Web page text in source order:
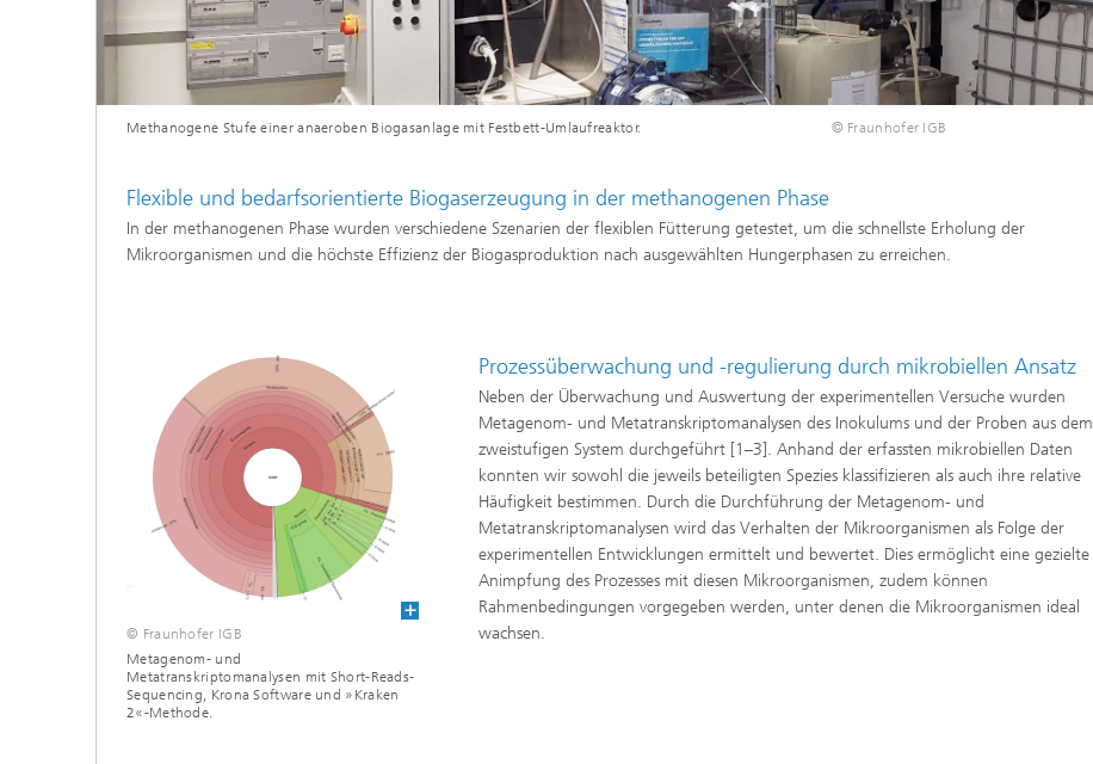
© Fraunhofer IGB
Methanogene Stufe einer anaeroben Biogasanlage mit Festbett-Umlaufreaktor.
Flexible und bedarfsorientierte Biogaserzeugung in der methanogenen Phase
In der methanogenen Phase wurden verschiedene Szenarien der flexiblen Fütterung getestet, um die schnellste Erholung der
Mikroorganismen und die höchste Effizienz der Biogasproduktion nach ausgewählten Hungerphasen zu erreichen.
© Fraunhofer IGB
Metagenom- und
Metatranskriptomanalysen mit Short-Reads-
Sequencing, Krona Software und »Kraken
2«-Methode.
Prozessüberwachung und -regulierung durch mikrobiellen Ansatz
Neben der Überwachung und Auswertung der experimentellen Versuche wurden
Metagenom- und Metatranskriptomanalysen des Inokulums und der Proben aus dem
zweistufigen System durchgeführt [1–3]. Anhand der erfassten mikrobiellen Daten
konnten wir sowohl die jeweils beteiligten Spezies klassifizieren als auch ihre relative
Häufigkeit bestimmen. Durch die Durchführung der Metagenom- und
Metatranskriptomanalysen wird das Verhalten der Mikroorganismen als Folge der
experimentellen Entwicklungen ermittelt und bewertet. Dies ermöglicht eine gezielte
Animpfung des Prozesses mit diesen Mikroorganismen, zudem können
Rahmenbedingungen vorgegeben werden, unter denen die Mikroorganismen ideal
wachsen.